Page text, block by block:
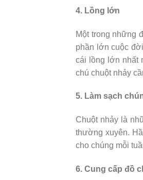
4. Lồng lớn
Một trong những
phần lớn cuộc
cái lồng lớn nhất
chú chuột nhảy
5. Làm sạch
Chuột nhảy là
thường xuyên.
cho chúng mỗi
6. Cung cấp đồ